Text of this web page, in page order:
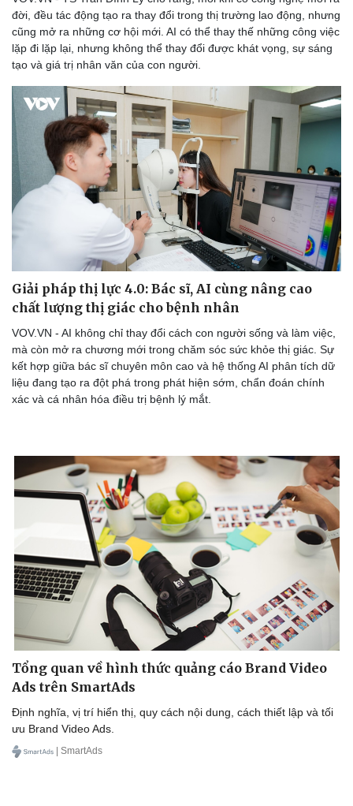
Doanh nghiệp
Thông tin doanh nghiệp
Doanh nghiệp 24h
Doanh nhân
Vì cộng đồng
Sành điệu
Tin Công nghệ
Trải nghiệm
Chuyển đổi số
đời, đều tác động tạo ra thay đổi trong thị trường lao động, nhưng
cũng mở ra những cơ hội mới. AI có thể thay thế những công việc
lặp đi lặp lại, nhưng không thể thay đổi được khát vọng, sự sáng
tạo và giá trị nhân văn của con người.
Giải pháp thị lực 4.0: Bác sĩ, AI cùng nâng cao
chất lượng thị giác cho bệnh nhân
VOV.VN - AI không chỉ thay đổi cách con người sống và làm việc,
mà còn mở ra chương mới trong chăm sóc sức khỏe thị giác. Sự
kết hợp giữa bác sĩ chuyên môn cao và hệ thống AI phân tích dữ
liệu đang tạo ra đột phá trong phát hiện sớm, chẩn đoán chính
xác và cá nhân hóa điều trị bệnh lý mắt.
Tổng quan về hình thức quảng cáo Brand Video
Ads trên SmartAds
Định nghĩa, vị trí hiển thị, quy cách nội dung, cách thiết lập và tối
ưu Brand Video Ads.
| SmartAds